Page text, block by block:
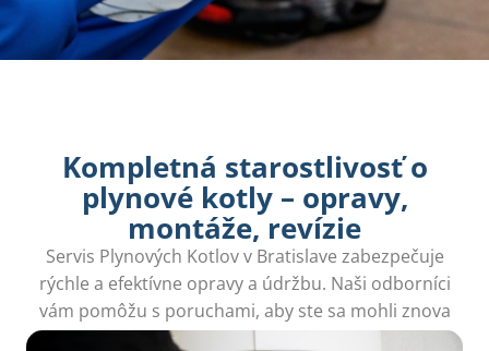
Kompletná starostlivosť o
plynové kotly – opravy,
montáže, revízie
Servis Plynových Kotlov v Bratislave zabezpečuje
rýchle a efektívne opravy a údržbu. Naši odborníci
vám pomôžu s poruchami, aby ste sa mohli znova
tešiť z tepla vo vašom domove.